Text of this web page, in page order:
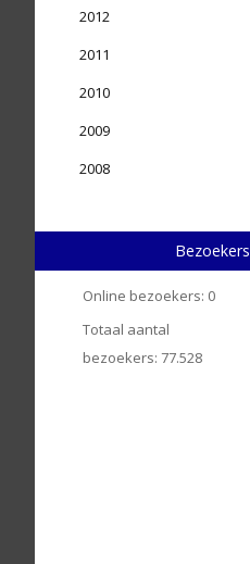
2012
2011
2010
2009
2008
Bezoekers
Online bezoekers: 0
Totaal aantal
bezoekers: 77.528